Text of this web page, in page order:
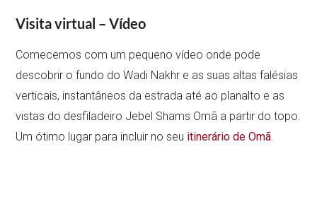
Visita virtual – Vídeo
Comecemos com um pequeno vídeo onde pode
descobrir o fundo do Wadi Nakhr e as suas altas falésias
verticais, instantâneos da estrada até ao planalto e as
vistas do desfiladeiro Jebel Shams Omã a partir do topo.
Um ótimo lugar para incluir no seu itinerário de Omã.